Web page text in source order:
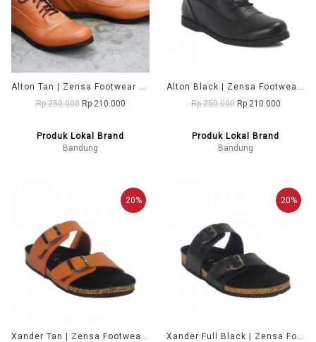
Alton Tan | Zensa Footwear Sepatu Boots Pria
Rp 250.000 Rp 210.000
Produk Lokal Brand
Bandung
Alton Black | Zensa Footwear Sepatu Boots Pria
Rp 250.000 Rp 210.000
Produk Lokal Brand
Bandung
20%
Xander Tan | Zensa Footwear Sandal Jepit Pria Casual
20%
Xander Full Black | Zensa Footwear Sandal Jepit Pria Casual